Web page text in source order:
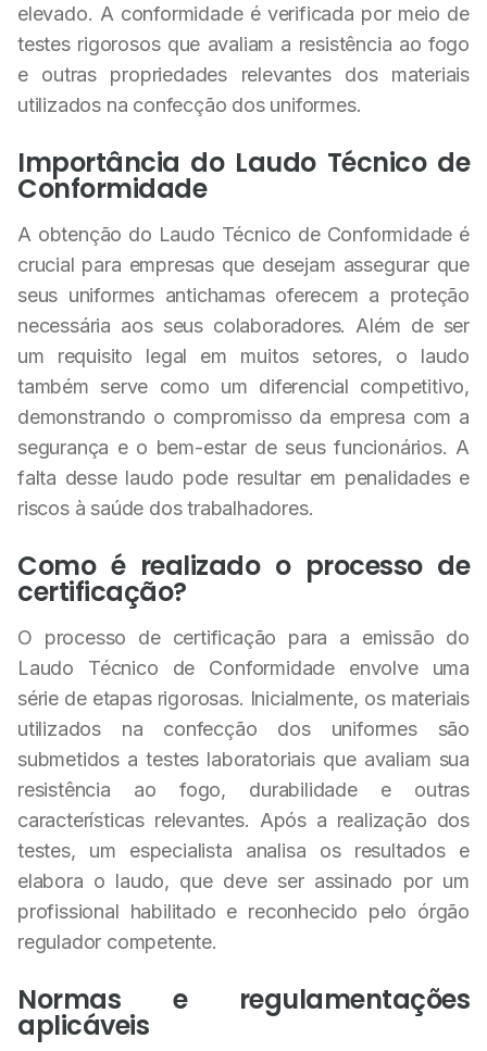
elevado. A conformidade é verificada por meio de
testes rigorosos que avaliam a resistência ao fogo
e outras propriedades relevantes dos materiais
utilizados na confecção dos uniformes.
Importância do Laudo Técnico de
Conformidade
A obtenção do Laudo Técnico de Conformidade é
crucial para empresas que desejam assegurar que
seus uniformes antichamas oferecem a proteção
necessária aos seus colaboradores. Além de ser
um requisito legal em muitos setores, o laudo
também serve como um diferencial competitivo,
demonstrando o compromisso da empresa com a
segurança e o bem-estar de seus funcionários. A
falta desse laudo pode resultar em penalidades e
riscos à saúde dos trabalhadores.
Como é realizado o processo de
certificação?
O processo de certificação para a emissão do
Laudo Técnico de Conformidade envolve uma
série de etapas rigorosas. Inicialmente, os materiais
utilizados na confecção dos uniformes são
submetidos a testes laboratoriais que avaliam sua
resistência ao fogo, durabilidade e outras
características relevantes. Após a realização dos
testes, um especialista analisa os resultados e
elabora o laudo, que deve ser assinado por um
profissional habilitado e reconhecido pelo órgão
regulador competente.
Normas e regulamentações
aplicáveis